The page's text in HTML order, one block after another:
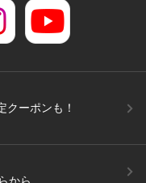
クーポンも！